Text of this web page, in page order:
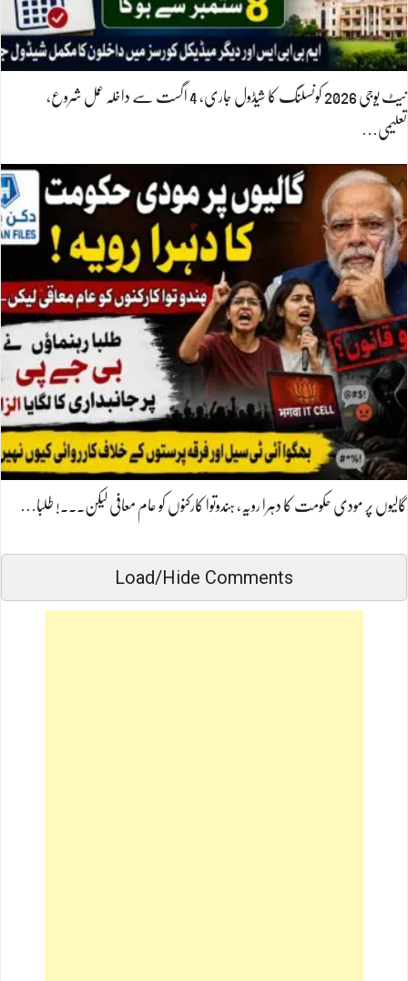
نیٹ یوجی 2026 کونسلنگ کا شیڈول جاری، 4 اگست سے داخلہ عمل شروع،
تعلیمی…
گالیوں پر مودی حکومت کا دہرا رویہ، ہندوتوا کارکنوں کو عام معافی لیکن۔۔۔! طلبا…
Load/Hide Comments